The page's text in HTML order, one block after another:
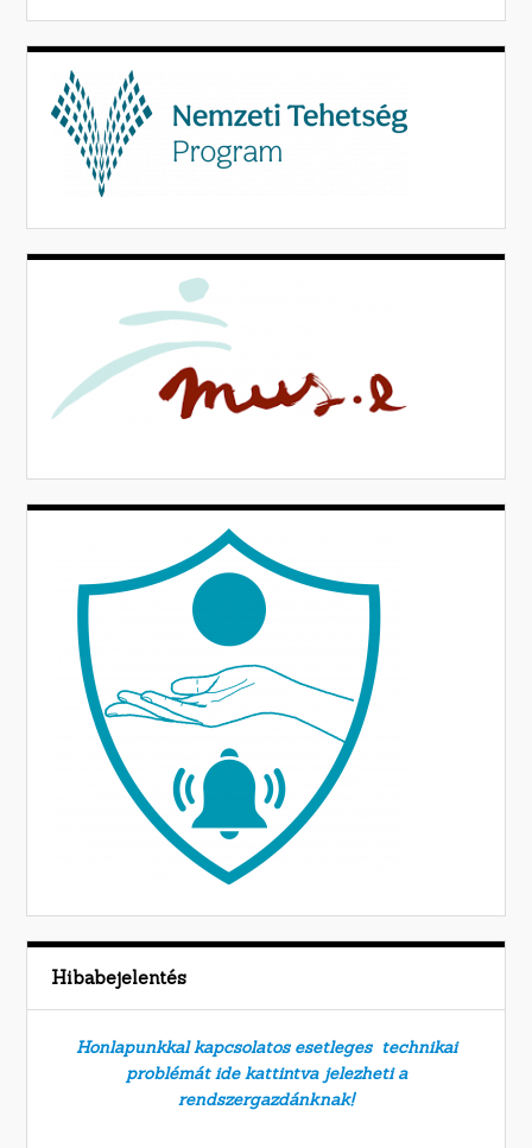
Hibabejelentés
Honlapunkkal kapcsolatos esetleges technikai
problémát ide kattintva jelezheti a
rendszergazdánknak!